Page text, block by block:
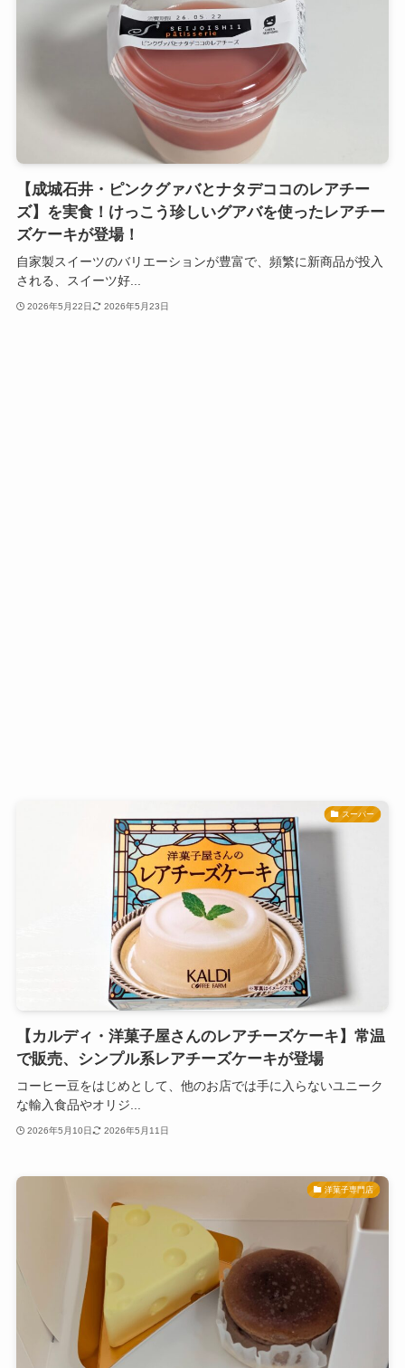
【成城石井・ピンクグァバとナタデココのレアチー
ズ】を実食！けっこう珍しいグアバを使ったレアチー
ズケーキが登場！
​自家製スイーツのバリエーションが豊富で、頻繁に新商品が投入
される、スイーツ好...
2026年5月22日 2026年5月23日
スーパー
【カルディ・洋菓子屋さんのレアチーズケーキ】常温
で販売、シンプル系レアチーズケーキが登場
コーヒー豆をはじめとして、他のお店では手に入らないユニーク
な輸入食品やオリジ...
2026年5月10日 2026年5月11日
洋菓子専門店